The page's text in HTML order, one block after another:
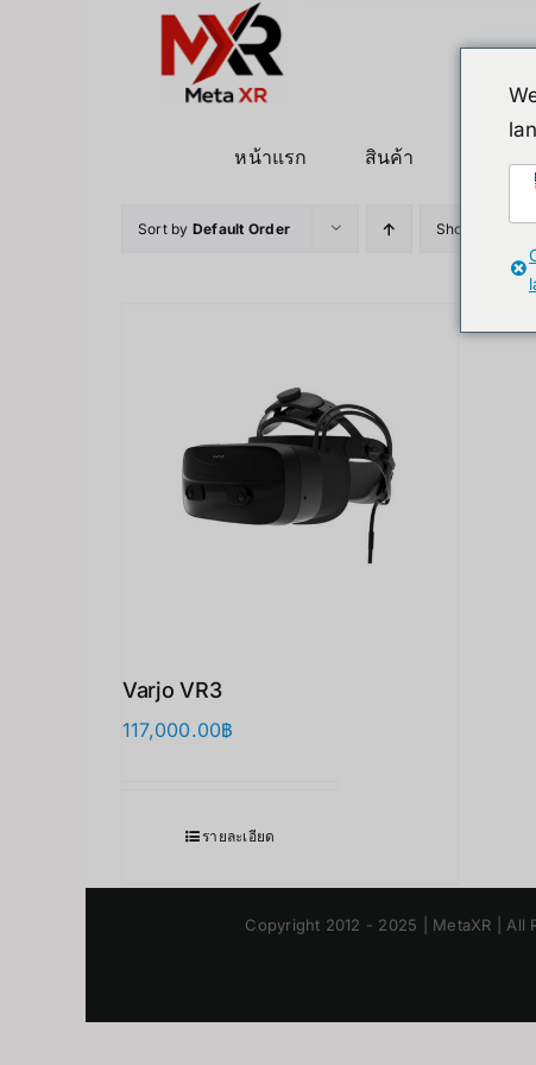
หน้าแรก
สินค้า
Sort by Default Order Show 36
Varjo VR3
117,000.00฿
รายละเอียด
Copyright 2012 - 2025 | MetaXR | All